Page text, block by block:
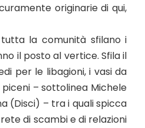
originarie di qui,
la comunità sfilano i
il posto al vertice. Sfila il
per le libagioni, i vasi da
– sottolinea Michele
(Disci) – tra i quali spicca
di scambi e di relazioni